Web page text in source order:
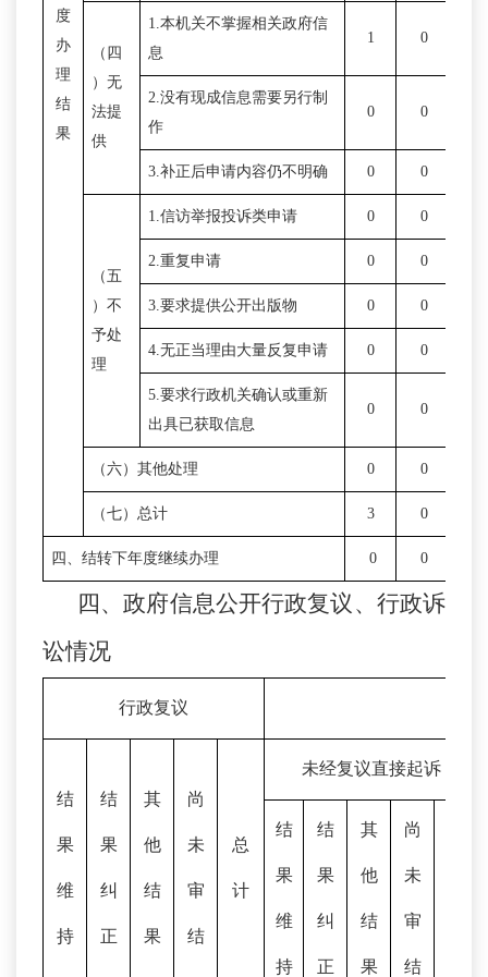
度
办
理
结
果
（四
）无
法提
供
1.本机关不掌握相关政府信
息
1 0
2.没有现成信息需要另行制
作
0 0
3.补正后申请内容仍不明确 0 0
（五
）不
予处
理
1.信访举报投诉类申请 0 0
2.重复申请 0 0
3.要求提供公开出版物 0 0
4.无正当理由大量反复申请 0 0
5.要求行政机关确认或重新
出具已获取信息
0 0
（六）其他处理 0 0
（七）总计 3 0
四、结转下年度继续办理 0 0
四、政府信息公开行政复议、行政诉
讼情况
行政复议
结
果
维
持
结
果
纠
正
其
他
结
果
尚
未
审
结
总
计
未经复议直接起诉
结
果
维
持
结
果
纠
正
其
他
结
果
尚
未
审
结